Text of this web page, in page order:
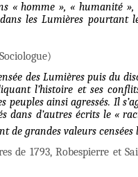
« homme », « humanité »,
dans les Lumières
des Lumières puis du
l’histoire et ses
peuples ainsi agressés. Il
dans d’autres écrits le «
de grandes valeurs censées
de 1793, Robespierre et